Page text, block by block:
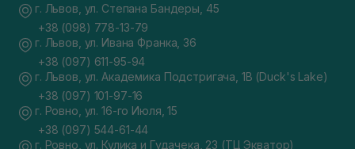
г. Львов, ул. Степана Бандеры, 45
+38 (098) 778-13-79
г. Львов, ул. Ивана Франка, 36
+38 (097) 611-95-94
г. Львов, ул. Академика Подстригача, 1В (Duck's Lake)
+38 (097) 101-97-16
г. Ровно, ул. 16-го Июля, 15
+38 (097) 544-61-44
г. Ровно, ул. Кулика и Гудачека, 23 (ТЦ Экватор)